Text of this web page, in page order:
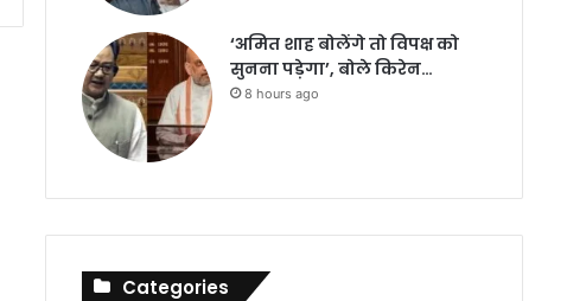
‘अमित शाह बोलेंगे तो विपक्ष को
सुनना पड़ेगा’, बोले किरेन…
8 hours ago
Categories